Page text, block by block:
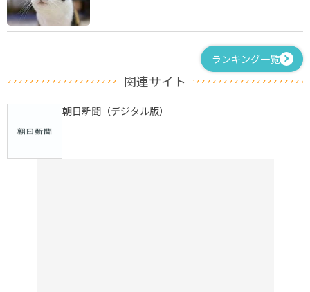
ランキング一覧
関連サイト
朝日新聞（デジタル版）